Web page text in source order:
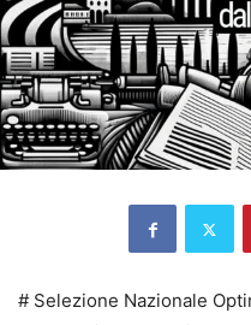
# Selezione Nazionale